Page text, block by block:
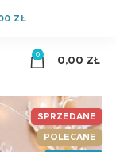
ZŁ
0
0,00 ZŁ
SPRZEDANE
POLECANE